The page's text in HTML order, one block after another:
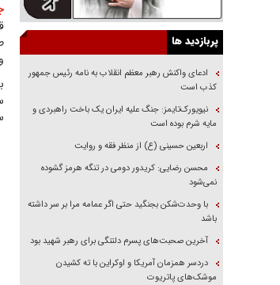
پربازدید ها
ادعای واکنش رهبر معظم انقلاب به نامه رئیس جمهور
کذب است
نیویورک‌تایمز: جنگ علیه ایران یک باخت راهبردی و
مایه شرم بوده است
اربعین حسینی (ع) از منظر فقه و روایت
محسن رضایی: کریدور دومی در تنگه هرمز گشوده
نمی‌شود
با وحدت‌شکن بجنگید حتی اگر عمامه مرا بر سر داشته
باشد
آخرین صحبت‌های پسرم دلتنگی برای رهبر شهید بود
دردسر همزمان آمریکا و اوکراین با ته کشیدن
موشک‌های پاتریوت